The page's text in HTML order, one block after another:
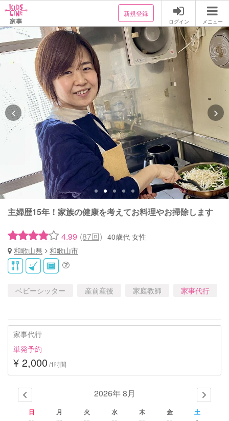
新規登録
ログイン メニュー
主婦歴15年！家族の健康を考えてお料理やお掃除します
4.99 (87回) 40歳代 女性
和歌山県
和歌山市
ベビーシッター 産前産後 家庭教師 家事代行
家事代行
単発予約
¥ 2,000 /1時間
2026年 8月
日 月 火 水 木 金 土